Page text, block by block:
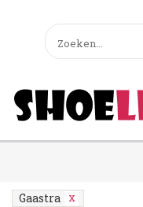
Gaastra